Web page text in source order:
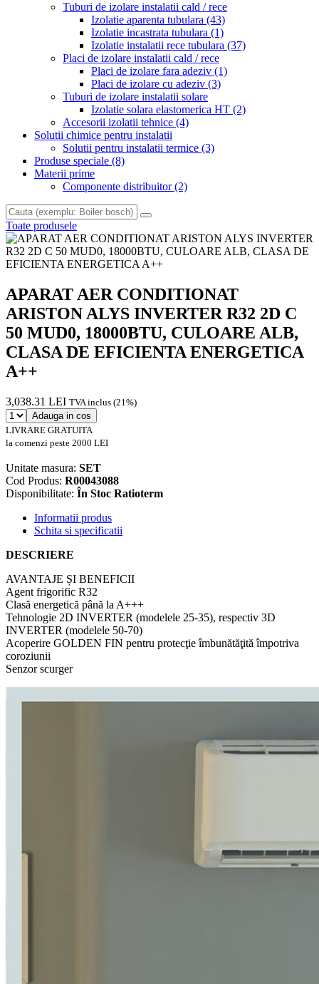
Tuburi de izolare instalatii cald / rece
Izolatie aparenta tubulara (43)
Izolatie incastrata tubulara (1)
Izolatie instalatii rece tubulara (37)
Placi de izolare instalatii cald / rece
Placi de izolare fara adeziv (1)
Placi de izolare cu adeziv (3)
Tuburi de izolare instalatii solare
Izolatie solara elastomerica HT (2)
Accesorii izolatii tehnice (4)
Solutii chimice pentru instalatii
Solutii pentru instalatii termice (3)
Produse speciale (8)
Materii prime
Componente distribuitor(2)
Toate produsele
APARAT AER CONDITIONAT
ARISTON ALYS INVERTER R32 2D C
50 MUD0, 18000BTU, CULOARE ALB,
CLASA DE EFICIENTA ENERGETICA
A++
3,038.31 LEI TVA inclus (21%)
Adauga in cos
LIVRARE GRATUITA
la comenzi peste 2000 LEI
Unitate masura: SET
Cod Produs: R00043088
Disponibilitate: În Stoc Ratioterm
Informatii produs
Schita si specificatii
DESCRIERE
AVANTAJE ȘI BENEFICII
Agent frigorific R32
Clasă energetică până la A+++
Tehnologie 2D INVERTER (modelele 25-35), respectiv 3D
INVERTER (modelele 50-70)
Acoperire GOLDEN FIN pentru protecţie îmbunătăţită împotriva
coroziunii
Senzor scurger